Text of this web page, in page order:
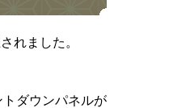
れました。
ダウンパネルが